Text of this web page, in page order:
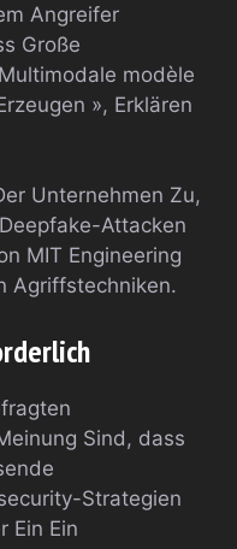
Angreifer
Große
modèle
», Erklären
Unternehmen Zu,
Attacken
MIT Engineering
Agriffstechniken.
Sind, dass
Strategien
Ein Ein